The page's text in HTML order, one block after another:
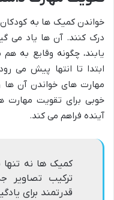
خواندن کمیک ها به
درک کنند. آن ها یاد می
یابند، چگونه وقایع به
ابتدا تا انتها پیش می
مهارت های خواندن آن ها
خوبی برای تقویت مهارت
آینده فراهم می کند.
کمیک ها نه تنها
ترکیب تصاویر
قدرتمند برای